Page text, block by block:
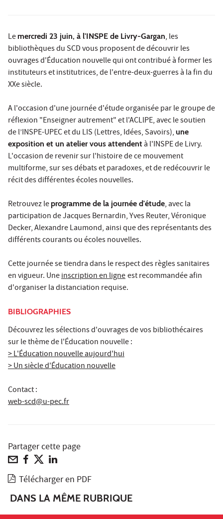
Le mercredi 23 juin, à l'INSPE de Livry-Gargan, les
bibliothèques du SCD vous proposent de découvrir les
ouvrages d'Éducation nouvelle qui ont contribué à former les
instituteurs et institutrices, de l'entre-deux-guerres à la fin du
XXe siècle.
A l'occasion d'une journée d'étude organisée par le groupe de
réflexion "Enseigner autrement" et l'ACLlPE, avec le soutien
de l’INSPE-UPEC et du LIS (Lettres, Idées, Savoirs), une
exposition et un atelier vous attendentà l'INSPE de Livry.
L'occasion de revenir sur l'histoire de ce mouvement
multiforme, sur ses débats et paradoxes, et de redécouvrir le
récit des différentes écoles nouvelles.
Retrouvez le programme de la journée d'étude, avec la
participation de Jacques Bernardin, Yves Reuter, Véronique
Decker, Alexandre Laumond, ainsi que des représentants des
différents courants ou écoles nouvelles.
Cette journée se tiendra dans le respect des règles sanitaires
en vigueur. Uneinscription en ligneest recommandée afin
d'organiser la distanciation requise.
BIBLIOGRAPHIES
Découvrez les sélections d'ouvrages de vos bibliothécaires
sur le thème de l'Éducation nouvelle :
> L'Éducation nouvelle aujourd'hui
> Un siècle d'Éducation nouvelle
Contact :
web-scd@u-pec.fr
Partager cette page
Télécharger en PDF
DANS LA MÊME RUBRIQUE